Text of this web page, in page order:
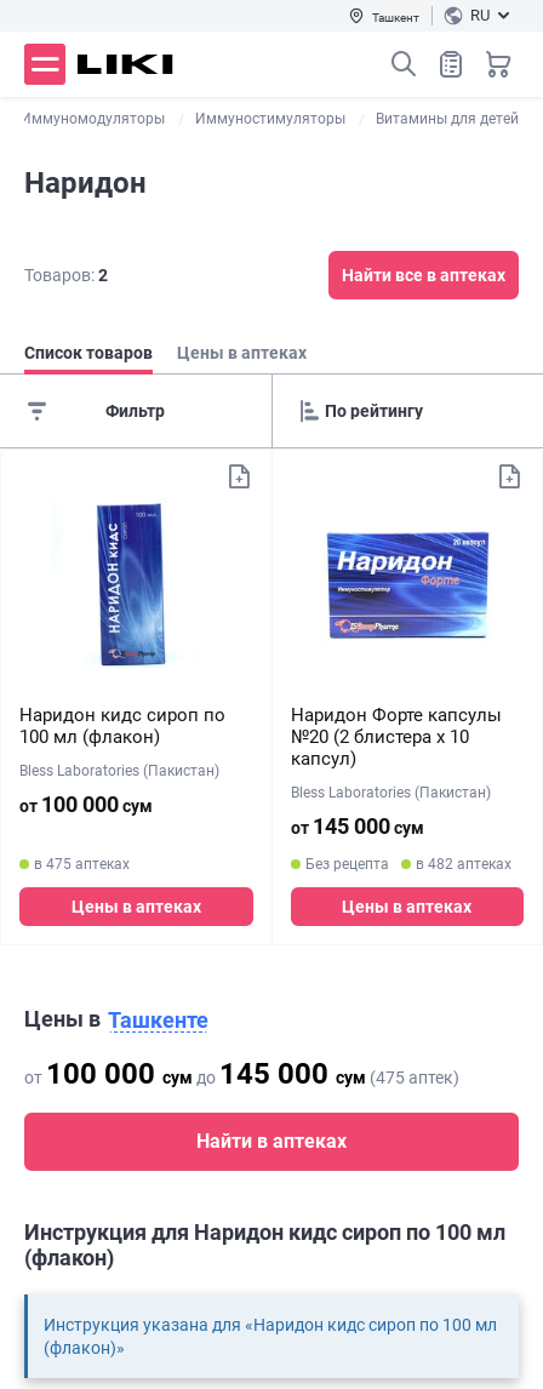
Ташкент RU
Иммуномодуляторы Иммуностимуляторы Витамины для детей
Наридон
Товаров:2 Найти все в аптеках
Список товаров Цены в аптеках
Фильтр
Наридон кидс сироп по
100 мл (флакон)
Bless Laboratories (Пакистан)
от 100 000сум
в 475 аптеках
Цены в аптеках
Наридон Форте капсулы
№20 (2 блистера х 10
капсул)
Bless Laboratories (Пакистан)
от 145 000сум
Без рецепта в 482 аптеках
Цены в аптеках
Цены в Ташкенте
от 100 000 сум до 145 000 сум (475 аптек)
Найти в аптеках
Инструкция для Наридон кидс сироп по 100 мл
(флакон)
Инструкция указана для «Наридон кидс сироп по 100 мл
(флакон)»